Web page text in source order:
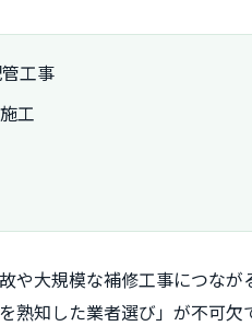
工事
工
大規模な補修工事につなが
知した業者選び」が不可欠